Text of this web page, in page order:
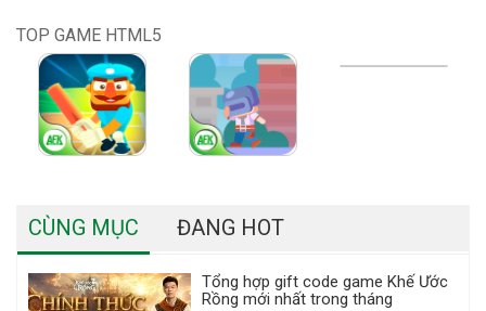
TOP GAME HTML5
CÙNG MỤC ĐANG HOT
Tổng hợp gift code game Khế Ước
Rồng mới nhất trong tháng